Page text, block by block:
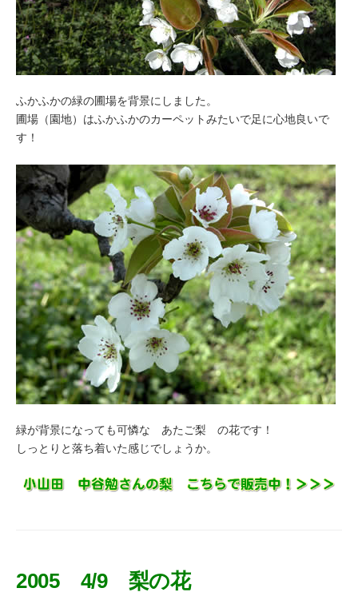
ふかふかの緑の圃場を背景にしました。
圃場（園地）はふかふかのカーペットみたいで足に心地良いで
す！
緑が背景になっても可憐な あたご梨 の花です！
しっとりと落ち着いた感じでしょうか。
2005 4/9 梨の花